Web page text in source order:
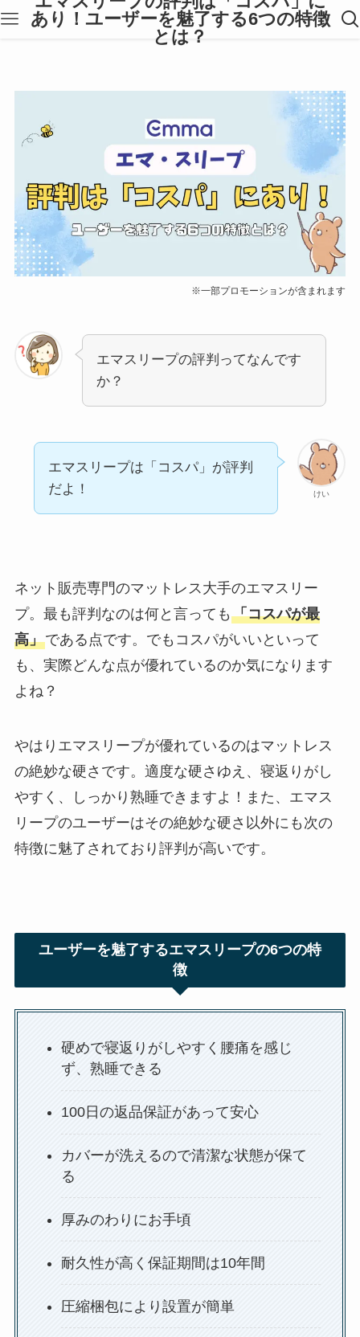
あり！ユーザーを魅了する6つの特徴
とは？
※一部プロモーションが含まれます
エマスリープの評判ってなんです
か？
けい
エマスリープは「コスパ」が評判
だよ！
ネット販売専門のマットレス大手のエマスリー
プ。最も評判なのは何と言っても 「コスパが最
高」である点です。でもコスパがいいといって
も、実際どんな点が優れているのか気になります
よね？
やはりエマスリープが優れているのはマットレス
の絶妙な硬さです。適度な硬さゆえ、寝返りがし
やすく、しっかり熟睡できますよ！また、エマス
リープのユーザーはその絶妙な硬さ以外にも次の
特徴に魅了されており評判が高いです。
ユーザーを魅了するエマスリープの6つの特
徴
硬めで寝返りがしやすく腰痛を感じ
ず、熟睡できる
100日の返品保証があって安心
カバーが洗えるので清潔な状態が保て
る
厚みのわりにお手頃
耐久性が高く保証期間は10年間
圧縮梱包により設置が簡単